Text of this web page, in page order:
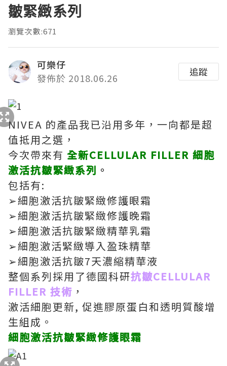
皺緊緻系列
瀏覽次數:671
可樂仔
發佈於 2018.06.26
追蹤
NIVEA 的產品我已沿用多年，一向都是超
值抵用之選，
今次帶來有 全新CELLULAR FILLER 細胞
激活抗皺緊緻系列 。
包括有:
➢細胞激活抗皺緊緻修護眼霜
➢細胞激活抗皺緊緻修護晚霜
➢細胞激活抗皺緊緻精華乳霜
➢細胞激活緊緻導入盈珠精華
➢細胞激活抗皺7天濃縮精華液
整個系列採用了德國科研抗皺CELLULAR
FILLER 技術 ，
激活細胞更新, 促進膠原蛋白和透明質酸增
生組成。
細胞激活抗皺緊緻修護眼霜